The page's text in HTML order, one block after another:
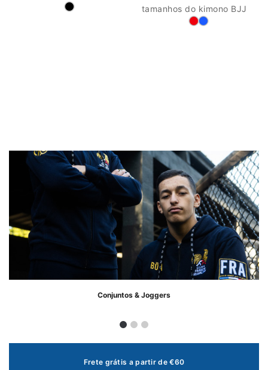
tamanhos do kimono BJJ
Conjuntos & Joggers
Frete grátis a partir de €60